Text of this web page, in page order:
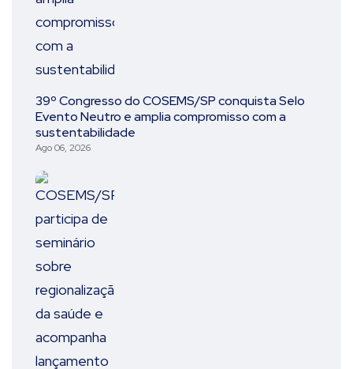
39º Congresso do COSEMS/SP conquista Selo
Evento Neutro e amplia compromisso com a
sustentabilidade
Ago 06, 2026